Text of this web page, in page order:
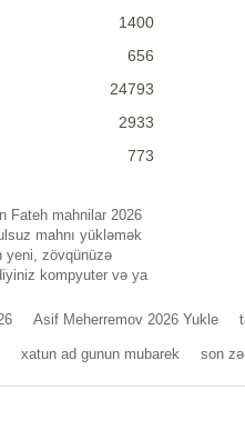
1400
656
24793
2933
773
Fateh mahnilar 2026
mahnı yükləmək
yeni, zövqünüzə
kompyuter və ya
Asif Meherremov 2026 Yukle
xatun ad gunun mubarek son